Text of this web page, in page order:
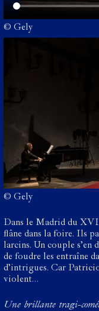
© Gely
© Gely
Dans le Madrid du
flâne dans la foire. Ils
larcins. Un couple
de foudre les entraîne
d’intrigues. Car
violent…
Une brillante tragi-